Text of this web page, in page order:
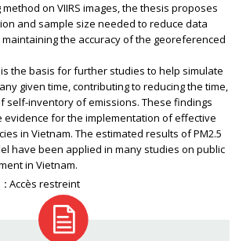
on VIIRS images, the thesis proposes
and sample size needed to reduce data
the accuracy of the georeferenced
the basis for further studies to help simulate
given time, contributing to reducing the time,
self-inventory of emissions. These findings
evidence for the implementation of effective
in Vietnam. The estimated results of PM2.5
have been applied in many studies on public
in Vietnam.
Accès restreint